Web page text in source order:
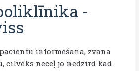
-
informēšana, zvana
cilvēks neceļ jo nedzird kad